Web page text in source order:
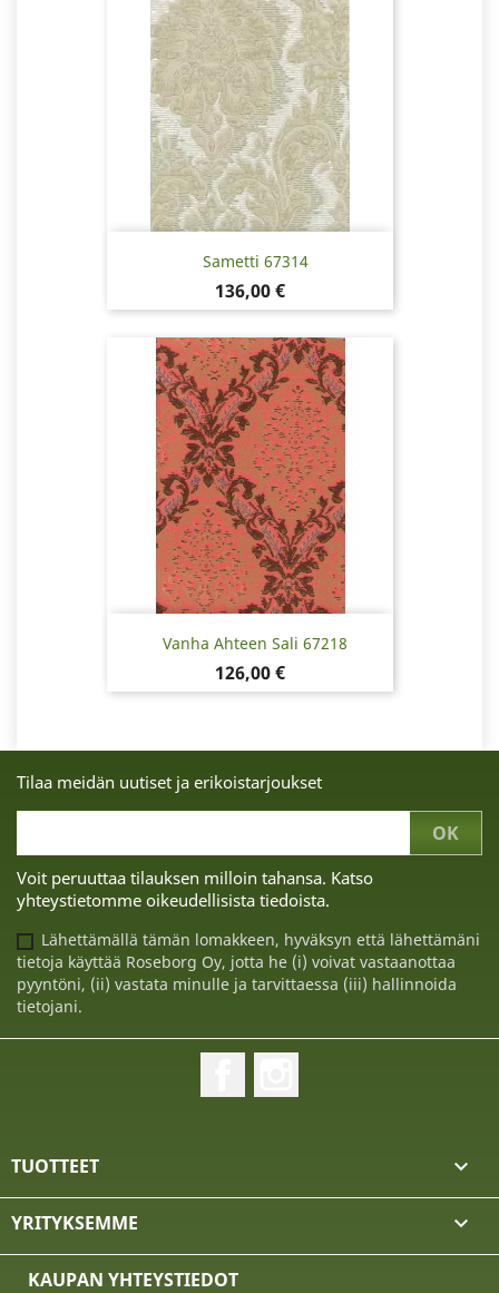
Sametti 67314
Hinta
136,00 €
Vanha Ahteen Sali 67218
Hinta
126,00 €
Tilaa meidän uutiset ja erikoistarjoukset
Voit peruuttaa tilauksen milloin tahansa. Katso
yhteystietomme oikeudellisista tiedoista.
Lähettämällä tämän lomakkeen, hyväksyn että lähettämäni
tietoja käyttää Roseborg Oy, jotta he (i) voivat vastaanottaa
pyyntöni, (ii) vastata minulle ja tarvittaessa (iii) hallinnoida
tietojani.
TUOTTEET 
YRITYKSEMME 
KAUPAN YHTEYSTIEDOT